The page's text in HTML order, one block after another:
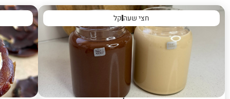
חצי שעהקל